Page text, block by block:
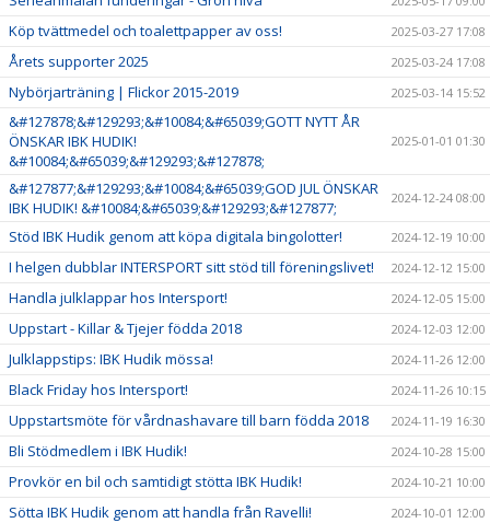
Köp tvättmedel och toalettpapper av oss! 2025-03-27 17:08
Årets supporter 2025 2025-03-24 17:08
Nybörjarträning | Flickor 2015-2019 2025-03-14 15:52
&#127878;&#129293;&#10084;&#65039;GOTT NYTT ÅR
ÖNSKAR IBK HUDIK!
&#10084;&#65039;&#129293;&#127878;
2025-01-01 01:30
&#127877;&#129293;&#10084;&#65039;GOD JUL ÖNSKAR
IBK HUDIK! &#10084;&#65039;&#129293;&#127877;
2024-12-24 08:00
Stöd IBK Hudik genom att köpa digitala bingolotter! 2024-12-19 10:00
I helgen dubblar INTERSPORT sitt stöd till föreningslivet! 2024-12-12 15:00
Handla julklappar hos Intersport! 2024-12-05 15:00
Uppstart - Killar & Tjejer födda 2018 2024-12-03 12:00
Julklappstips: IBK Hudik mössa! 2024-11-26 12:00
Black Friday hos Intersport! 2024-11-26 10:15
Uppstartsmöte för vårdnashavare till barn födda 2018 2024-11-19 16:30
Bli Stödmedlem i IBK Hudik! 2024-10-28 15:00
Provkör en bil och samtidigt stötta IBK Hudik! 2024-10-21 10:00
Sötta IBK Hudik genom att handla från Ravelli! 2024-10-01 12:00